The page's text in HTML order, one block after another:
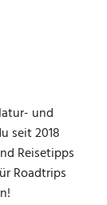
und
seit 2018
Reisetipps
Roadtrips